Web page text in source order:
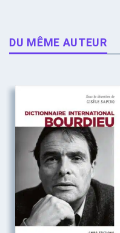
DU MÊME AUTEUR